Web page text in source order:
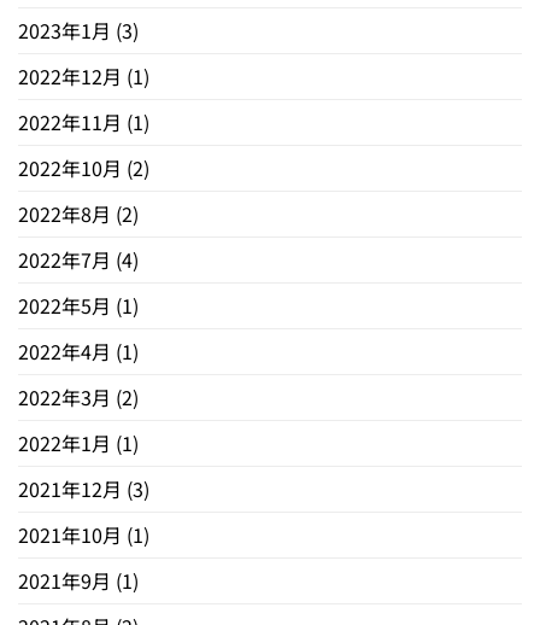
2023年1月 (3)
2022年12月 (1)
2022年11月 (1)
2022年10月 (2)
2022年8月 (2)
2022年7月 (4)
2022年5月 (1)
2022年4月 (1)
2022年3月 (2)
2022年1月 (1)
2021年12月 (3)
2021年10月 (1)
2021年9月 (1)